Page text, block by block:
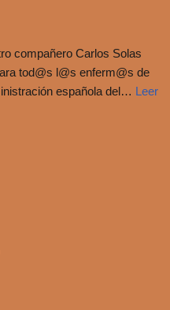
compañero Carlos Solas
tod@s l@s enferm@s de
española del… Leer